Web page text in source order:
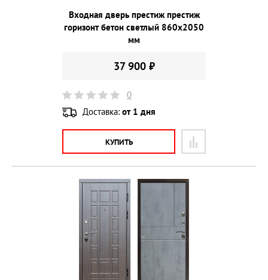
Входная дверь престиж престиж
горизонт бетон светлый 860х2050
мм
37 900 ₽
0
Доставка: от 1 дня
КУПИТЬ